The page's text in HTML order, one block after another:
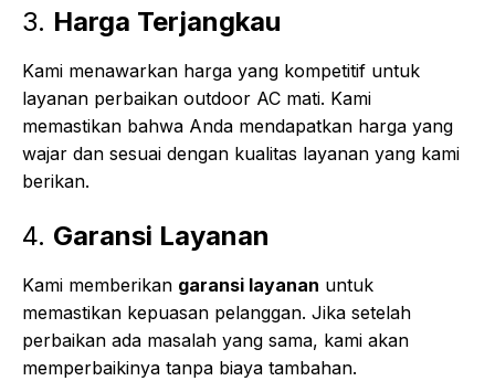
3. Harga Terjangkau
Kami menawarkan harga yang kompetitif untuk
layanan perbaikan outdoor AC mati. Kami
memastikan bahwa Anda mendapatkan harga yang
wajar dan sesuai dengan kualitas layanan yang kami
berikan.
4. Garansi Layanan
Kami memberikan garansi layanan untuk
memastikan kepuasan pelanggan. Jika setelah
perbaikan ada masalah yang sama, kami akan
memperbaikinya tanpa biaya tambahan.